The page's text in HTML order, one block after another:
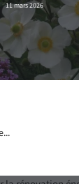
11 mars 2026